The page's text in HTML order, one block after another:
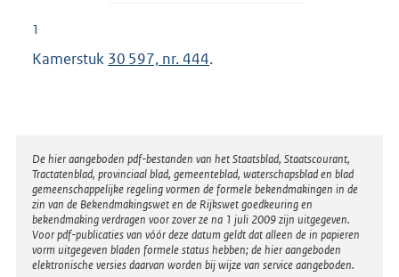
1
Kamerstuk 30 597, nr. 444.
Disclaimer
De hier aangeboden pdf-bestanden van het Staatsblad, Staatscourant,
Tractatenblad, provinciaal blad, gemeenteblad, waterschapsblad en blad
gemeenschappelijke regeling vormen de formele bekendmakingen in de
zin van de Bekendmakingswet en de Rijkswet goedkeuring en
bekendmaking verdragen voor zover ze na 1 juli 2009 zijn uitgegeven.
Voor pdf-publicaties van vóór deze datum geldt dat alleen de in papieren
vorm uitgegeven bladen formele status hebben; de hier aangeboden
elektronische versies daarvan worden bij wijze van service aangeboden.